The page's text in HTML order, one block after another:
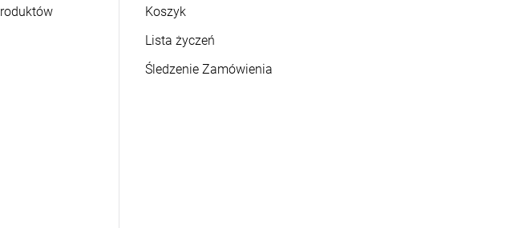
Koszyk
Lista życzeń
Śledzenie Zamówienia